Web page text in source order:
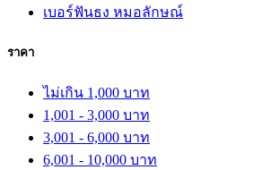
เบอร์ฟันธง หมอลักษณ์
ราคา
ไม่เกิน 1,000 บาท
1,001 - 3,000 บาท
3,001 - 6,000 บาท
6,001 - 10,000 บาท